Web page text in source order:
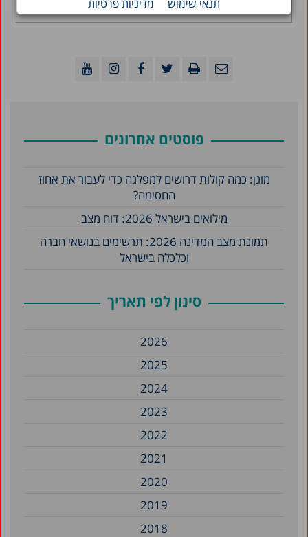
פוסטים אחרונים
מוגן: כמה קולות דרושים למפלגה כדי לעבור את אחוז
החסימה?
מילואים בישראל 2026: דוח מצב
תמונת מצב המדינה 2026: תרשימים בנושאי חברה
וכלכלה בישראל
סינון לפי תאריך
2026
2025
2024
2023
2022
2021
2020
2019
2018